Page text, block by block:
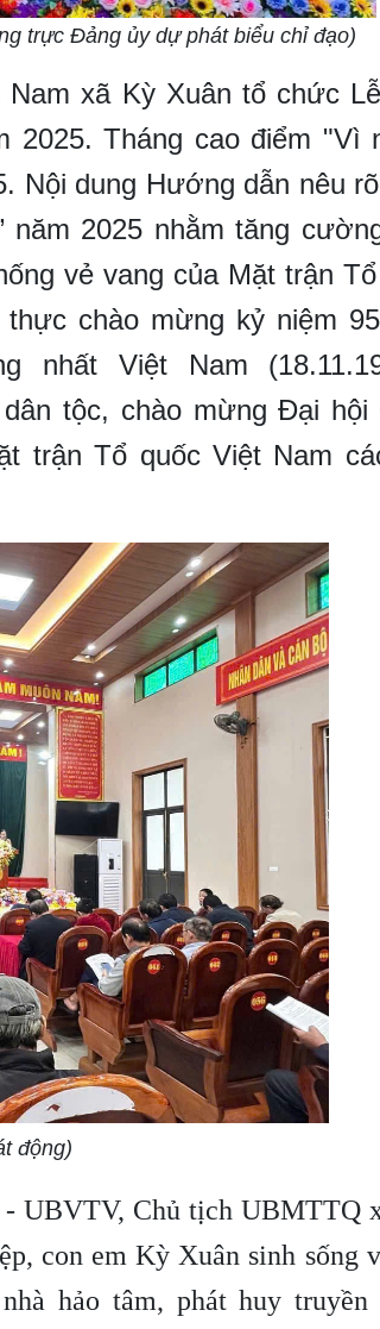
trực Đảng ủy dự phát biểu chỉ đạo)
xã Kỳ Xuân tổ chức
2025. Tháng cao điểm "Vì
Nội dung Hướng dẫn nêu
năm 2025 nhằm tăng
vẻ vang của Mặt trận
chào mừng kỷ niệm
nhất Việt Nam
tộc, chào mừng Đại hội
trận Tổ quốc Việt Nam
động)
Chủ tịch UBMTTQ
con em Kỳ Xuân sinh sống
hảo tâm, phát huy truyền